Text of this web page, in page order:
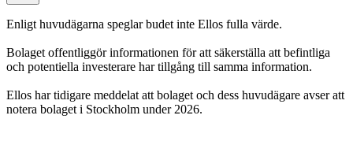
Enligt huvudägarna speglar budet inte Ellos fulla värde.
Bolaget offentliggör informationen för att säkerställa att befintliga
och potentiella investerare har tillgång till samma information.
Ellos har tidigare meddelat att bolaget och dess huvudägare avser att
notera bolaget i Stockholm under 2026.